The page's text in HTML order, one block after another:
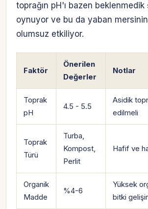
toprağın pH'ı bazen beklenmedik
oynuyor ve bu da yaban
olumsuz etkiliyor.
Faktör
Önerilen
Değerler
Notlar
Toprak
pH
4.5 - 5.5
Asidik
edilmeli
Toprak
Türü
Turba,
Kompost,
Perlit
Hafif ve
Organik
Madde
%4-6
Yüksek
bitki